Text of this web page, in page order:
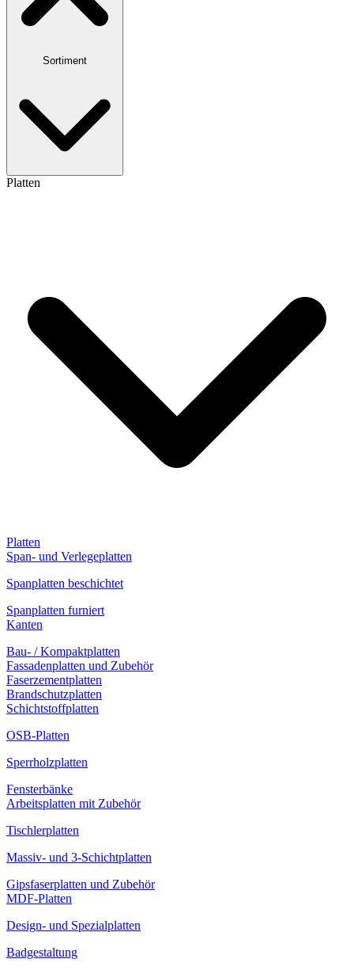
Sortiment
Platten
Platten
Span- und Verlegeplatten
Spanplatten beschichtet
Spanplatten furniert
Kanten
Bau- / Kompaktplatten
Fassadenplatten und Zubehör
Faserzementplatten
Brandschutzplatten
Schichtstoffplatten
OSB-Platten
Sperrholzplatten
Fensterbänke
Arbeitsplatten mit Zubehör
Tischlerplatten
Massiv- und 3-Schichtplatten
Gipsfaserplatten und Zubehör
MDF-Platten
Design- und Spezialplatten
Badgestaltung